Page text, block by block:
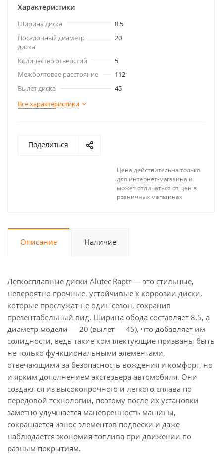
Характеристики
Ширина диска
8.5
Посадочный диаметр
диска
20
Количество отверстий
5
Межболтовое расстояние
112
Вылет диска
45
Все характеристики
Поделиться
Цена действительна только
для интернет-магазина и
может отличаться от цен в
розничных магазинах
Описание Наличие
Легкосплавные диски Alutec Raptr — это стильные,
невероятно прочные, устойчивые к коррозии диски,
которые прослужат не один сезон, сохранив
презентабельный вид. Ширина обода составляет 8.5, а
диаметр модели — 20 (вылет — 45), что добавляет им
солидности, ведь такие комплектующие призваны быть
не только функциональными элементами,
отвечающими за безопасность вождения и комфорт, но
и ярким дополнением экстерьера автомобиля. Они
создаются из высокопрочного и легкого сплава по
передовой технологии, поэтому после их установки
заметно улучшается маневренность машины,
сокращается износ элементов подвески и даже
наблюдается экономия топлива при движении по
разным покрытиям.